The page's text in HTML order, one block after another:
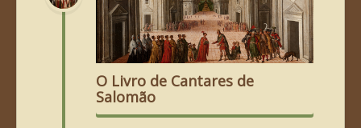
O Livro de Cantares de
Salomão